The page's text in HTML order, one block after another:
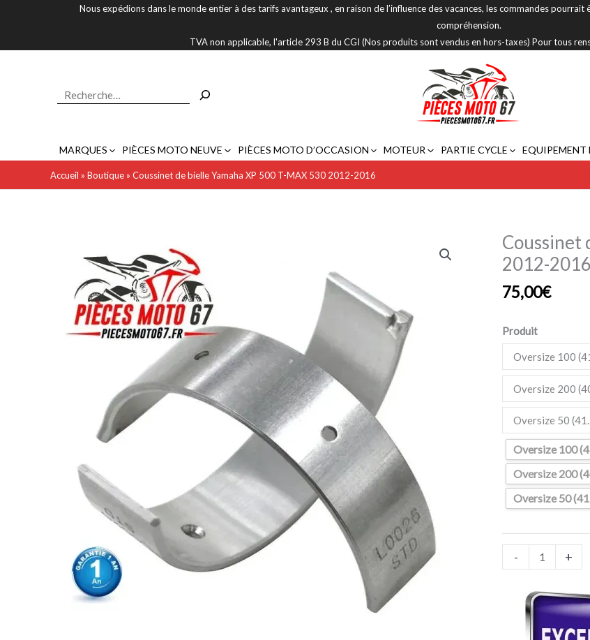
Nous expédions dans le monde entier à des tarifs avantageux , en raison de l’influence des vacances, les commandes
compréhension.
TVA non applicable, l'article 293 B du CGI (Nos produits sont vendus en hors-taxes) Pour tous
MARQUES PIÈCES MOTO NEUVE PIÈCES MOTO D’OCCASION MOTEUR PARTIE CYCLE EQUIPEMENT
Accueil » Boutique » Coussinet de bielle Yamaha XP 500 T-MAX 530 2012-2016
Coussinet
2012-2016
75,00€
Produit
Oversize 100
Oversize 200
Oversize 50
Oversize 100
Oversize 200
Oversize 50
-
quantité
de
Coussinet
de
500
T-
MAX
530
2012-
2016
+